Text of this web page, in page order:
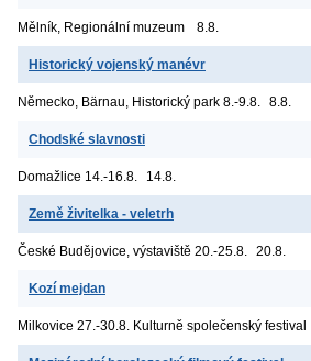
Mělník, Regionální muzeum 8.8.
Historický vojenský manévr
Německo, Bärnau, Historický park 8.-9.8. 8.8.
Chodské slavnosti
Domažlice 14.-16.8. 14.8.
Země živitelka - veletrh
České Budějovice, výstaviště 20.-25.8. 20.8.
Kozí mejdan
Milkovice 27.-30.8. Kulturně společenský festival